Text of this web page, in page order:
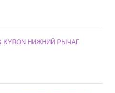
KYRON НИЖНИЙ РЫЧАГ